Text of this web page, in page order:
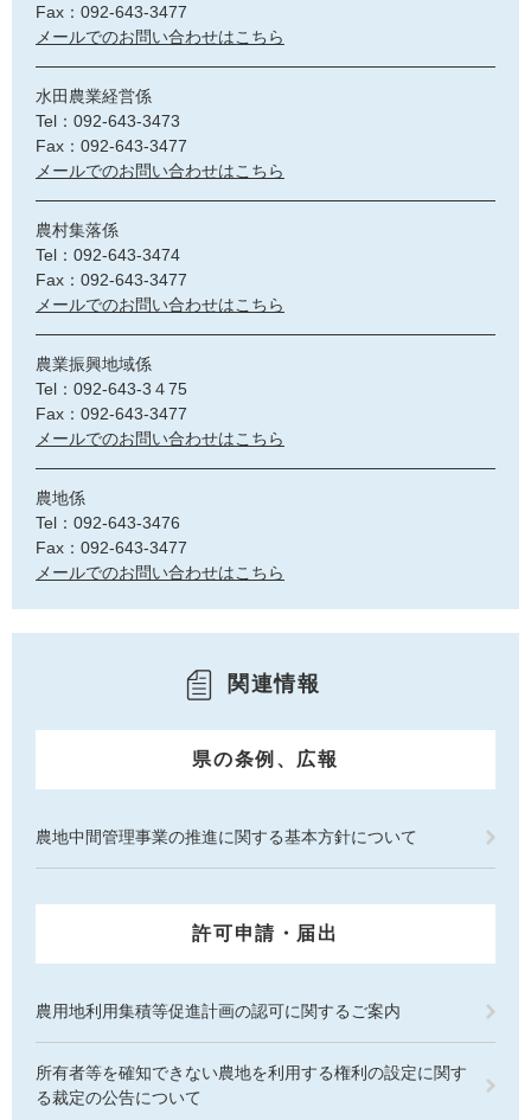
Fax：092-643-3477
メールでのお問い合わせはこちら
水田農業経営係
Tel：092-643-3473
Fax：092-643-3477
メールでのお問い合わせはこちら
農村集落係
Tel：092-643-3474
Fax：092-643-3477
メールでのお問い合わせはこちら
農業振興地域係
Tel：092-643-3４75
Fax：092-643-3477
メールでのお問い合わせはこちら
農地係
Tel：092-643-3476
Fax：092-643-3477
メールでのお問い合わせはこちら
関連情報
県の条例、広報
農地中間管理事業の推進に関する基本方針について
許可申請・届出
農用地利用集積等促進計画の認可に関するご案内
所有者等を確知できない農地を利用する権利の設定に関す
る裁定の公告について